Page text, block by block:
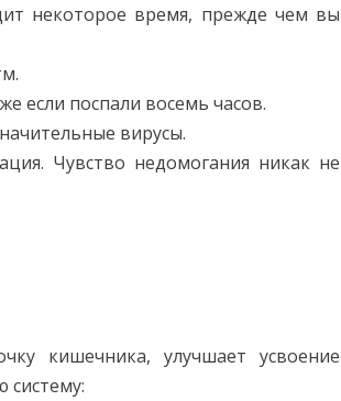
некоторое время, прежде чем вы
если поспали восемь часов.
вирусы.
Чувство недомогания никак не
кишечника, улучшает усвоение
систему: